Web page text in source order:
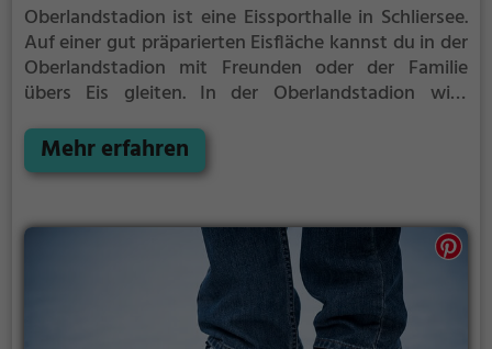
Oberlandstadion ist eine Eissporthalle in Schliersee.
Auf einer gut präparierten Eisfläche kannst du in der
Oberlandstadion mit Freunden oder der Familie
übers Eis gleiten. In der Oberlandstadion wird
Kinder oder Anfänger können sich mit Laufhilfen
aufs Eis wagen.
Mehr erfahren